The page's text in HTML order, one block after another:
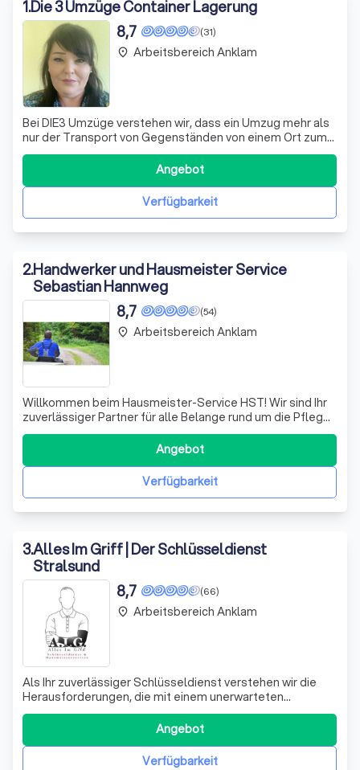
Umgebung.
1.Die 3 Umzüge Container Lagerung
(31)
8,7
Bei DIE3 Umzüge verstehen wir, dass ein Umzug mehr als
nur der Transport von Gegenständen von einem Ort zum
anderen ist. Es geht um den Beginn eines neuen Kapitels.
Deshalb setzen wir alles daran, diesen Übergang für Sie
so reibungslos und stressfrei wie möglich zu gestalten.
Unser Team aus erfahrenVerfügbarkeit
Angebot
place Arbeitsbereich Anklam
2.Handwerker und Hausmeister Service
Sebastian Hannweg
(54)
8,7
Willkommen beim Hausmeister-Service HST! Wir sind Ihr
zuverlässiger Partner für alle Belange rund um die Pflege
und Instandhaltung Ihrer Immobilie. Mit Leidenschaft und
Expertise kümmern wir uns um alles – von der
Gartenpflege über die Treppenhausreinigung bis hin zu
umfassenden Renovierungsarbeiten
Verfügbarkeit
Angebot
place Arbeitsbereich Anklam
3.Alles Im Griff | Der Schlüsseldienst
Stralsund
(66)
8,7
Als Ihr zuverlässiger Schlüsseldienst verstehen wir die
Herausforderungen, die mit einem unerwarteten
Schlüsseldrama einhergehen. Wir stehen Ihnen rund um
die Uhr zur Seite, um Ihnen in kritischen Momenten schnell
und effizient zu helfen. Unsere erfahrenen Techniker sind
bestens ausgebildet und mitVerfügbarkeit
Angebot
place Arbeitsbereich Anklam